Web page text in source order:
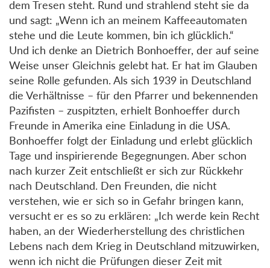
dem Tresen steht. Rund und strahlend steht sie da
und sagt: „Wenn ich an meinem Kaffeeautomaten
stehe und die Leute kommen, bin ich glücklich.“
Und ich denke an Dietrich Bonhoeffer, der auf seine
Weise unser Gleichnis gelebt hat. Er hat im Glauben
seine Rolle gefunden. Als sich 1939 in Deutschland
die Verhältnisse – für den Pfarrer und bekennenden
Pazifisten – zuspitzten, erhielt Bonhoeffer durch
Freunde in Amerika eine Einladung in die USA.
Bonhoeffer folgt der Einladung und erlebt glücklich
Tage und inspirierende Begegnungen. Aber schon
nach kurzer Zeit entschließt er sich zur Rückkehr
nach Deutschland. Den Freunden, die nicht
verstehen, wie er sich so in Gefahr bringen kann,
versucht er es so zu erklären: „Ich werde kein Recht
haben, an der Wiederherstellung des christlichen
Lebens nach dem Krieg in Deutschland mitzuwirken,
wenn ich nicht die Prüfungen dieser Zeit mit